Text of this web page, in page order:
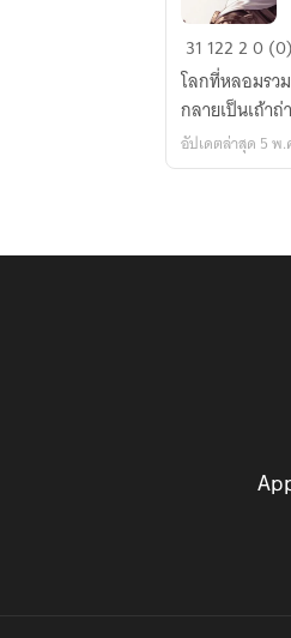
ปรัชญา
แห่ง
การ
ล่ม
สลาย
31 12220 (0)
โลกที่หลอมรวมจากหนึ่งกาแล็กซี่ ปริ
กลายเป็นเถ้า
อัปเดตล่าสุด 5 พ